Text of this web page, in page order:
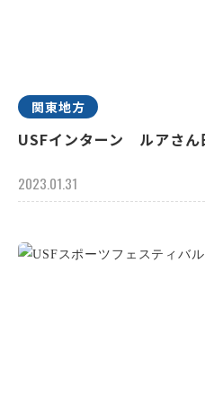
関東地方
USFインターン ルアさ
2023.01.31